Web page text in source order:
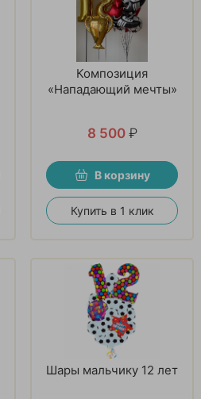
Композиция
«Нападающий мечты»
8 500 ₽
В корзину
Купить в 1 клик
Шары мальчику 12 лет